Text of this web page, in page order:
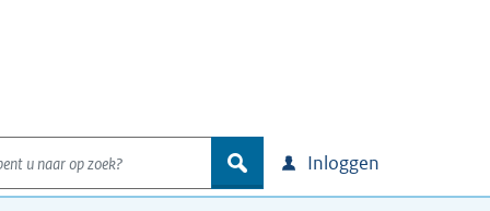
u naar op zoek?
zoek Inloggen